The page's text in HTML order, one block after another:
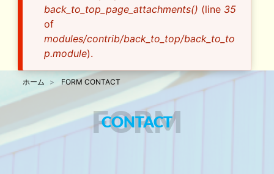
back_to_top_page_attachments() (line 35
of
modules/contrib/back_to_top/back_to_to
p.module).
ホーム FORM CONTACT
CONTACT
FORM